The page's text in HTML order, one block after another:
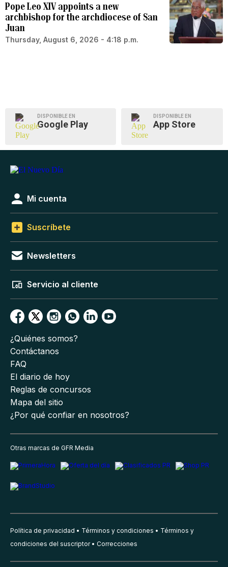
Pope Leo XIV appoints a new
archbishop for the archdiocese of San
Juan
Thursday, August 6, 2026 - 4:18 p.m.
DISPONIBLE EN
Google Play
DISPONIBLE EN
App Store
Mi cuenta
Suscríbete
Newsletters
Servicio al cliente
¿Quiénes somos?
Contáctanos
FAQ
El diario de hoy
Reglas de concursos
Mapa del sitio
¿Por qué confiar en nosotros?
Otras marcas de GFR Media
Política de privacidad Términos y condiciones
Términos y
condiciones del suscriptor
Correcciones